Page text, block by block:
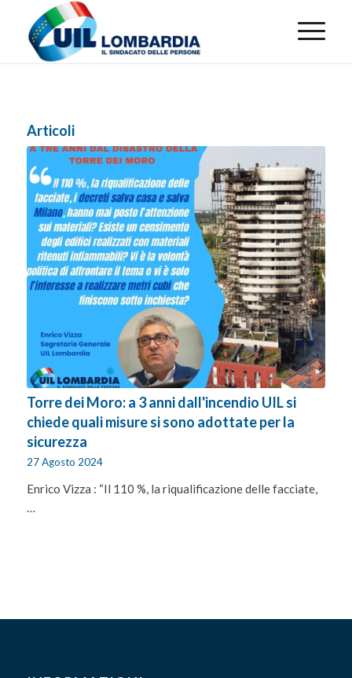
Articoli
Torre dei Moro: a 3 anni dall'incendio UIL si
chiede quali misure si sono adottate per la
sicurezza
27 Agosto 2024
Enrico Vizza : “Il 110 %, la riqualificazione delle facciate,
…